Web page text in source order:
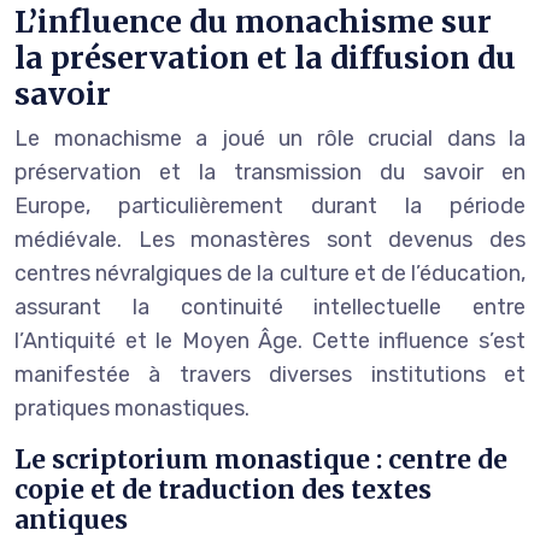
L’influence du monachisme sur
la préservation et la diffusion du
savoir
Le monachisme a joué un rôle crucial dans la
préservation et la transmission du savoir en
Europe, particulièrement durant la période
médiévale. Les monastères sont devenus des
centres névralgiques de la culture et de l’éducation,
assurant la continuité intellectuelle entre
l’Antiquité et le Moyen Âge. Cette influence s’est
manifestée à travers diverses institutions et
pratiques monastiques.
Le scriptorium monastique : centre de
copie et de traduction des textes
antiques